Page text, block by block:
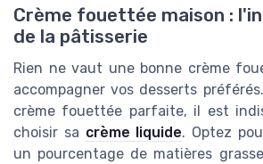
Crème fouettée maison :
de la pâtisserie
Rien ne vaut une bonne crème
accompagner vos desserts
crème fouettée parfaite, il est
choisir sa crème liquide. Optez
un pourcentage de matières